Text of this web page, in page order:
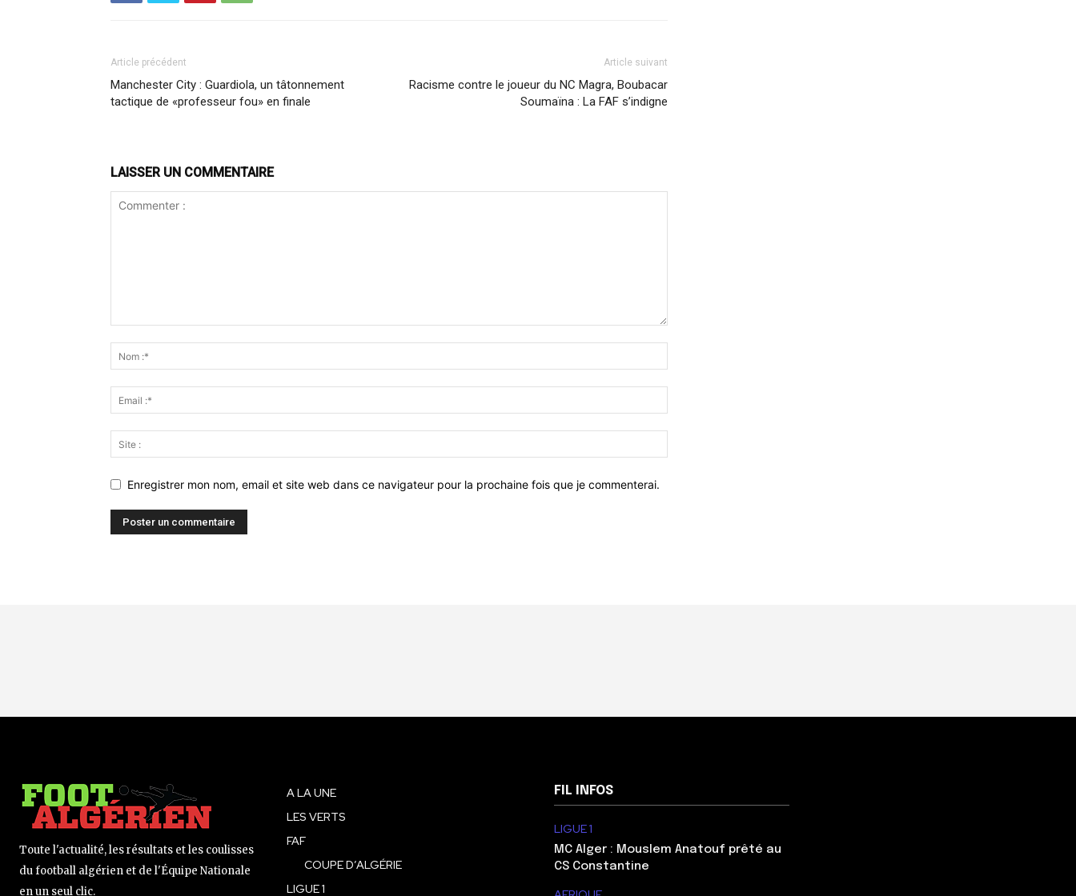
Article précédent
Manchester City : Guardiola, un tâtonnement
tactique de «professeur fou» en finale
Article suivant
Racisme contre le joueur du NC Magra, Boubacar
Soumaïna : La FAF s’indigne
LAISSER UN COMMENTAIRE
Enregistrer mon nom, email et site web dans ce navigateur pour la prochaine fois que je commenterai.
Toute l'actualité, les résultats et les coulisses
du football algérien et de l'Équipe Nationale
en un seul clic.
A LA UNE
LES VERTS
FAF
COUPE D’ALGÉRIE
LIGUE 1
FIL INFOS
LIGUE 1
MC Alger : Mouslem Anatouf prêté au
CS Constantine